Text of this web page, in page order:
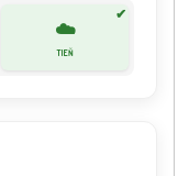
✔
☁️
TIEŇ